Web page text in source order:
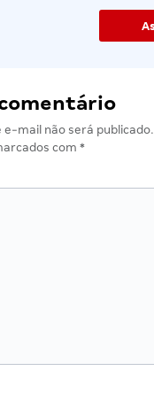
e-mail não será publicado.
com *